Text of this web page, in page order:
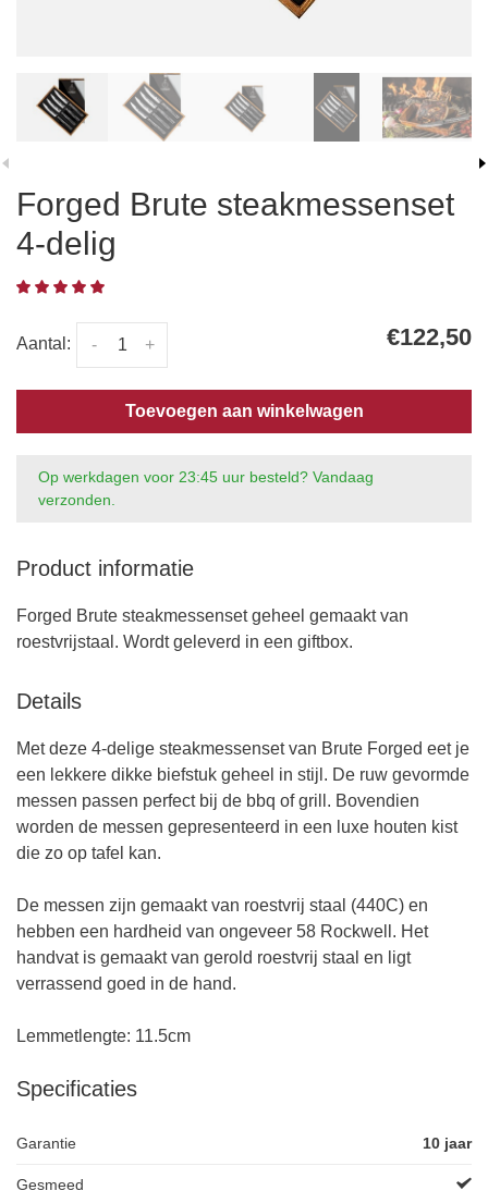
Forged Brute steakmessenset
4-delig
Aantal: +
- €122,50
Toevoegen aan winkelwagen
Op werkdagen voor 23:45 uur besteld? Vandaag
verzonden.
Product informatie
Forged Brute steakmessenset geheel gemaakt van
roestvrijstaal. Wordt geleverd in een giftbox.
Details
Met deze 4-delige steakmessenset van Brute Forged eet je
een lekkere dikke biefstuk geheel in stijl. De ruw gevormde
messen passen perfect bij de bbq of grill. Bovendien
worden de messen gepresenteerd in een luxe houten kist
die zo op tafel kan.
De messen zijn gemaakt van roestvrij staal (440C) en
hebben een hardheid van ongeveer 58 Rockwell. Het
handvat is gemaakt van gerold roestvrij staal en ligt
verrassend goed in de hand.
Lemmetlengte: 11.5cm
Specificaties
Garantie 10 jaar
Gesmeed